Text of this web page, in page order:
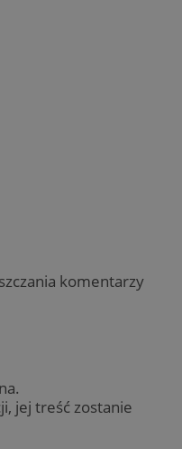
komentarzy
jej treść zostanie